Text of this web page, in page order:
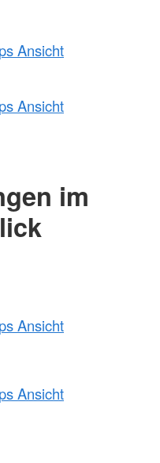
Ansicht
Ansicht
im
Ansicht
Ansicht